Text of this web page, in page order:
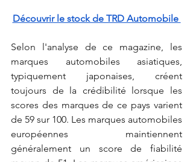
Découvrir le stock de TRD Automobile
Selon l'analyse de ce magazine, les
marques automobiles asiatiques,
typiquement japonaises, créent
toujours de la crédibilité lorsque les
scores des marques de ce pays varient
de 59 sur 100. Les marques automobiles
européennes maintiennent
généralement un score de fiabilité